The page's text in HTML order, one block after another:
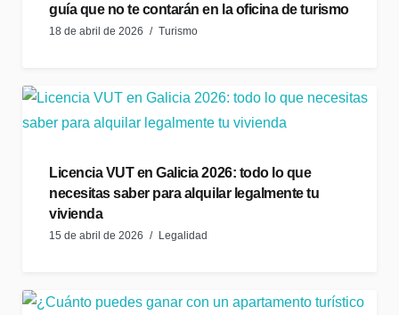
guía que no te contarán en la oficina de turismo
18 de abril de 2026 Turismo
Licencia VUT en Galicia 2026: todo lo que
necesitas saber para alquilar legalmente tu
vivienda
15 de abril de 2026 Legalidad